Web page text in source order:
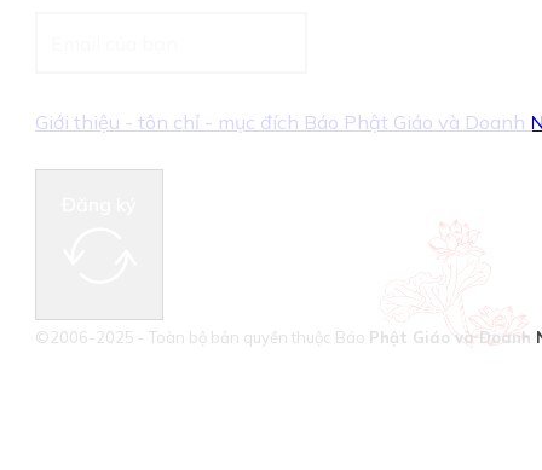
Giới thiệu - tôn chỉ - mục đích Báo Phật Giáo và Doanh
©2006-2025 - Toàn bộ bản quyền thuộc Báo Phật Giáo và Doanh